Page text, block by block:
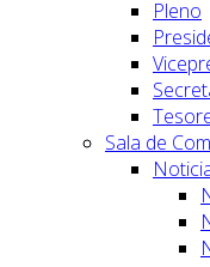
Pleno
Sala de